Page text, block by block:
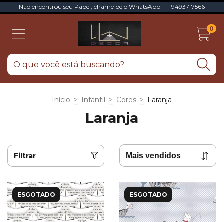
Não encontrou seu Papel, chame pelo WhatsApp - 11 94937-7566
0
Início > Infantil > Cores > Laranja
Laranja
Filtrar
ESGOTADO ESGOTADO